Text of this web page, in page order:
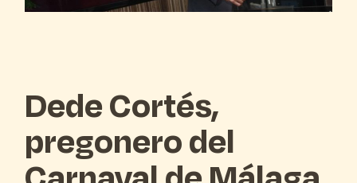
Dede Cortés,
pregonero del